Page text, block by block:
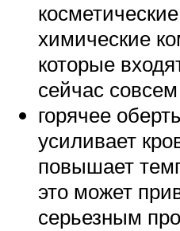
химические
которые
сейчас
горячее
усиливает
повышает
это может
серьезным